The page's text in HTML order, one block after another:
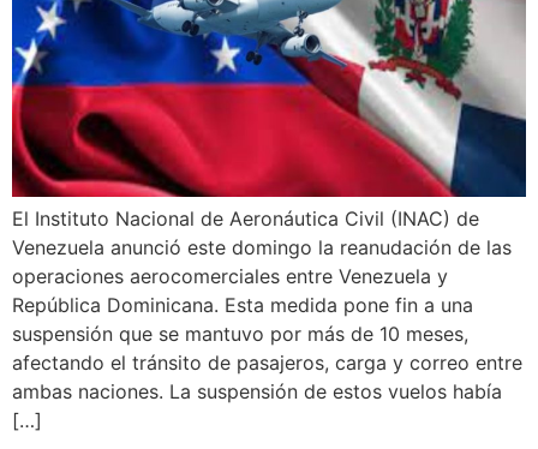
El Instituto Nacional de Aeronáutica Civil (INAC) de
Venezuela anunció este domingo la reanudación de las
operaciones aerocomerciales entre Venezuela y
República Dominicana. Esta medida pone fin a una
suspensión que se mantuvo por más de 10 meses,
afectando el tránsito de pasajeros, carga y correo entre
ambas naciones. La suspensión de estos vuelos había
[…]